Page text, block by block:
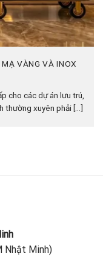
VÀNG VÀ INOX
cho các dự án lưu trú,
thường xuyên phải [...]
Nhật Minh)